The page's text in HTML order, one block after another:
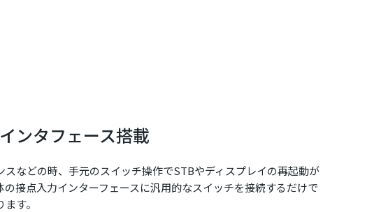
ンタフェース搭載
スなどの時、手元のスイッチ操作でSTBやディスプレイの再起動が
の接点入力インターフェースに汎用的なスイッチを接続するだけで
す。